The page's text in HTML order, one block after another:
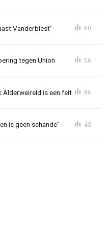
Vanderbiest' 60
tegen Union 56
Alderweireld is een feit 86
is geen schande" 43